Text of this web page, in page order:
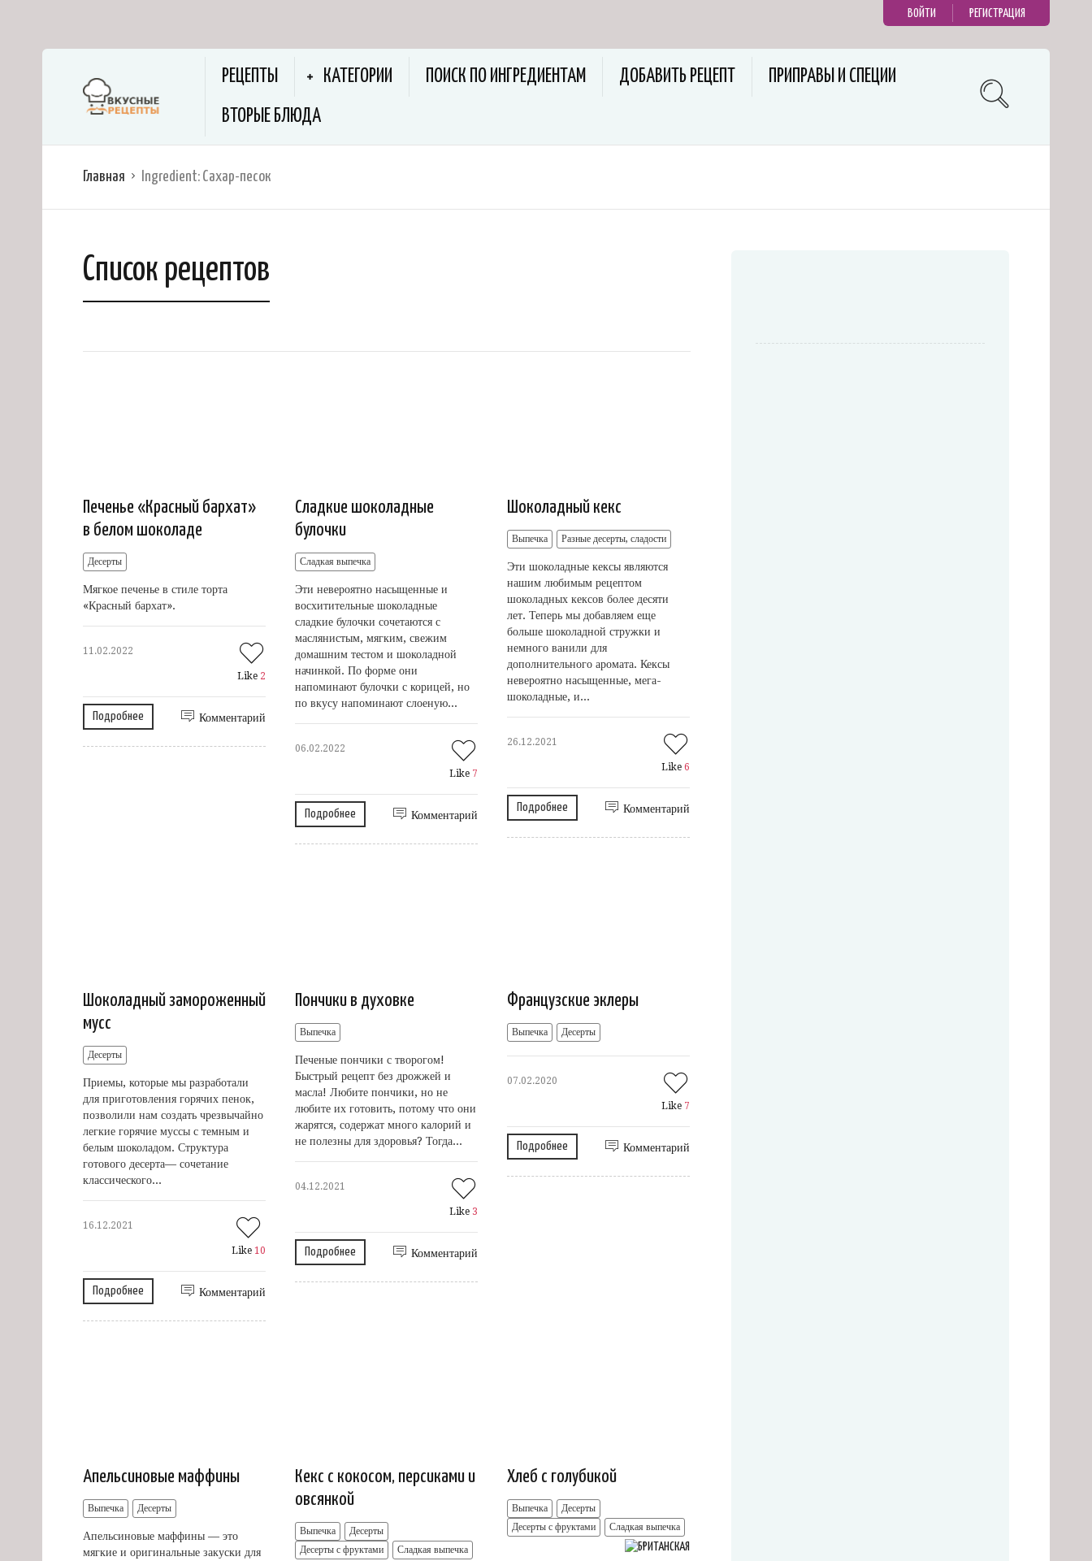
ВОЙТИ РЕГИСТРАЦИЯ
РЕЦЕПТЫ КАТЕГОРИИ ПОИСК ПО ИНГРЕДИЕНТАМ ДОБАВИТЬ РЕЦЕПТ ПРИПРАВЫ И СПЕЦИИ
ВТОРЫЕ БЛЮДА
Главная Ingredient: Сахар-песок
Список рецептов
Печенье «Красный бархат»
в белом шоколаде
Десерты
Мягкое печенье в стиле торта
«Красный бархат».
11.02.2022
Like 2
Подробнее Комментарий
Сладкие шоколадные
булочки
Сладкая выпечка
Эти невероятно насыщенные и
восхитительные шоколадные
сладкие булочки сочетаются с
маслянистым, мягким, свежим
домашним тестом и шоколадной
начинкой. По форме они
напоминают булочки с корицей, но
по вкусу напоминают слоеную...
06.02.2022
Like 7
Подробнее Комментарий
Шоколадный кекс
Выпечка Разные десерты, сладости
Эти шоколадные кексы являются
нашим любимым рецептом
шоколадных кексов более десяти
лет. Теперь мы добавляем еще
больше шоколадной стружки и
немного ванили для
дополнительного аромата. Кексы
невероятно насыщенные, мега-
шоколадные, и...
26.12.2021
Like6
Подробнее Комментарий
Шоколадный замороженный
мусс
Десерты
Приемы, которые мы разработали
для приготовления горячих пенок,
позволили нам создать чрезвычайно
легкие горячие муссы с темным и
белым шоколадом. Структура
готового десерта— сочетание
классического...
16.12.2021
Like10
Подробнее Комментарий
Пончики в духовке
Выпечка
Печеные пончики с творогом!
Быстрый рецепт без дрожжей и
масла! Любите пончики, но не
любите их готовить, потому что они
жарятся, содержат много калорий и
не полезны для здоровья? Тогда...
04.12.2021
Like 3
Подробнее Комментарий
Французские эклеры
Выпечка Десерты
07.02.2020
Like 7
Подробнее Комментарий
Апельсиновые маффины
Выпечка Десерты
Апельсиновые маффины — это
мягкие и оригинальные закуски для
Кекс с кокосом, персиками и
овсянкой
Выпечка
Десерты
Десерты с фруктами
Сладкая выпечка
Хлеб с голубикой
Выпечка
Десерты
Десерты с фруктами
Сладкая выпечка